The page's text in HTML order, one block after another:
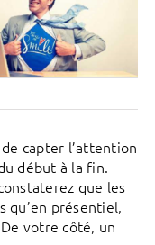
capter l’attention
début à la fin.
que les
qu’en présentiel,
votre côté, un